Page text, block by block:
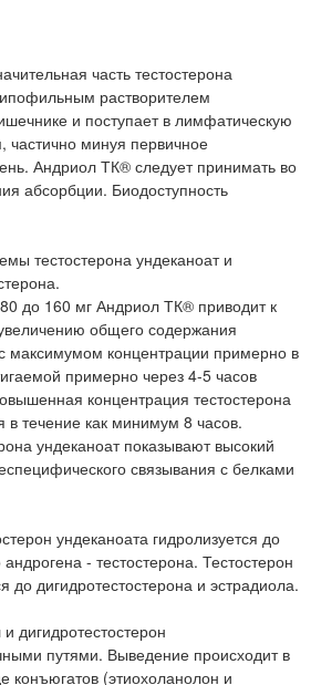
часть тестостерона
растворителем
и поступает в лимфатическую
частично минуя первичное
Андриол ТК® следует принимать во
абсорбции. Биодоступность
тестостерона ундеканоат и
до 160 мг Андриол ТК® приводит к
общего содержания
максимумом концентрации примерно в
примерно через 4-5 часов
концентрация тестостерона
в течение как минимум 8 часов.
ундеканоат показывают высокий
связывания с белками
ундеканоата гидролизуется до
- тестостерона. Тестостерон
до дигидротестостерона и эстрадиола.
дигидротестостерон
путями. Выведение происходит в
конъюгатов (этиохоланолон и